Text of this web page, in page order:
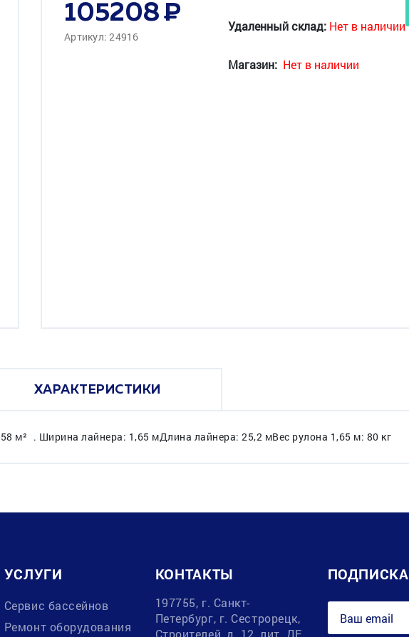
105208
Артикул: 24916
Удаленный склад: Нет в наличии
Магазин: Нет в наличии
ХАРАКТЕРИСТИКИ
м² . Ширина лайнера: 1,65 мДлина лайнера: 25,2 мВес рулона 1,65 м: 80 кг
УСЛУГИ
Сервис бассейнов
Ремонт оборудования
КОНТАКТЫ
197755, г. Санкт-
Петербург, г. Сестрорецк,
Строителей, д. 12, лит. ДЕ
ПОДПИСКА